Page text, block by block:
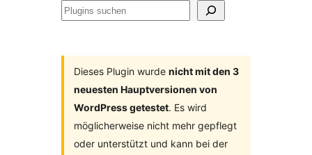
Plugins
Dieses Plugin wurde nicht mit den 3
neuesten Hauptversionen von
WordPress getestet. Es wird
möglicherweise nicht mehr gepflegt
oder unterstützt und kann bei der